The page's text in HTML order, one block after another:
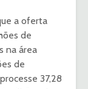
a oferta
de
na área
de
37,28